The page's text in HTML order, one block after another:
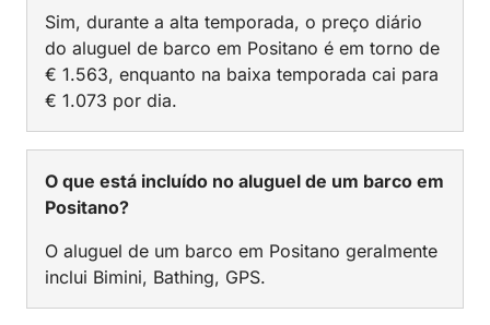
Sim, durante a alta temporada, o preço diário
do aluguel de barco em Positano é em torno de
€ 1.563, enquanto na baixa temporada cai para
€ 1.073 por dia.
O que está incluído no aluguel de um barco em
Positano?
O aluguel de um barco em Positano geralmente
inclui Bimini, Bathing, GPS.